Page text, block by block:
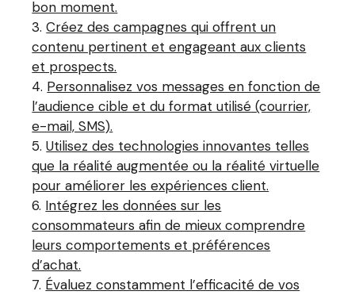
bon moment.
Créez des campagnes qui offrent un
contenu pertinent et engageant aux clients
et prospects.
Personnalisez vos messages en fonction de
l’audience cible et du format utilisé (courrier,
e-mail, SMS).
Utilisez des technologies innovantes telles
que la réalité augmentée ou la réalité virtuelle
pour améliorer les expériences client.
Intégrez les données sur les
consommateurs afin de mieux comprendre
leurs comportements et préférences
d’achat.
Évaluez constamment l’efficacité de vos